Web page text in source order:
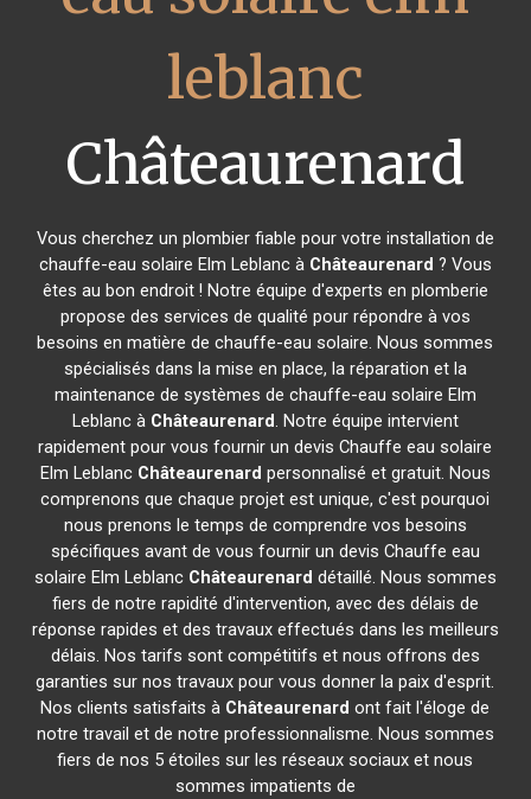
leblanc
Châteaurenard
Vous cherchez un plombier fiable pour votre installation de
chauffe-eau solaire Elm Leblanc à Châteaurenard ? Vous
êtes au bon endroit ! Notre équipe d'experts en plomberie
propose des services de qualité pour répondre à vos
besoins en matière de chauffe-eau solaire. Nous sommes
spécialisés dans la mise en place, la réparation et la
maintenance de systèmes de chauffe-eau solaire Elm
Leblanc à Châteaurenard. Notre équipe intervient
rapidement pour vous fournir un devis Chauffe eau solaire
Elm Leblanc Châteaurenard personnalisé et gratuit. Nous
comprenons que chaque projet est unique, c'est pourquoi
nous prenons le temps de comprendre vos besoins
spécifiques avant de vous fournir un devis Chauffe eau
solaire Elm Leblanc Châteaurenard détaillé. Nous sommes
fiers de notre rapidité d'intervention, avec des délais de
réponse rapides et des travaux effectués dans les meilleurs
délais. Nos tarifs sont compétitifs et nous offrons des
garanties sur nos travaux pour vous donner la paix d'esprit.
Nos clients satisfaits à Châteaurenard ont fait l'éloge de
notre travail et de notre professionnalisme. Nous sommes
fiers de nos 5 étoiles sur les réseaux sociaux et nous
sommes impatients de